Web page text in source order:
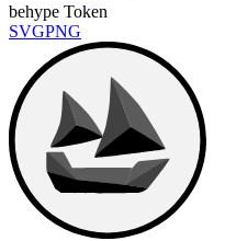
behype Token
SVGPNG